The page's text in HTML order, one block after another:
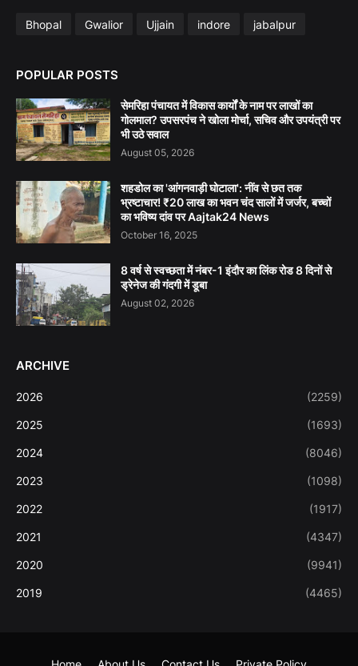
Bhopal Gwalior Ujjain indore jabalpur
POPULAR POSTS
सेमरिहा पंचायत में विकास कार्यों के नाम पर लाखों का
गोलमाल? उपसरपंच ने खोला मोर्चा, सचिव और उपयंत्री पर
भी उठे सवाल
August 05, 2026
शहडोल का 'आंगनवाड़ी घोटाला': नींव से छत तक
भ्रष्टाचार! ₹20 लाख का भवन चंद सालों में जर्जर, बच्चों
का भविष्य दांव पर Aajtak24 News
October 16, 2025
8 वर्ष से स्वच्छता में नंबर-1 इंदौर का लिंक रोड 8 दिनों से
ड्रेनेज की गंदगी में डूबा
August 02, 2026
ARCHIVE
2026 (2259)
2025 (1693)
2024 (8046)
2023 (1098)
2022 (1917)
2021 (4347)
2020 (9941)
2019 (4465)